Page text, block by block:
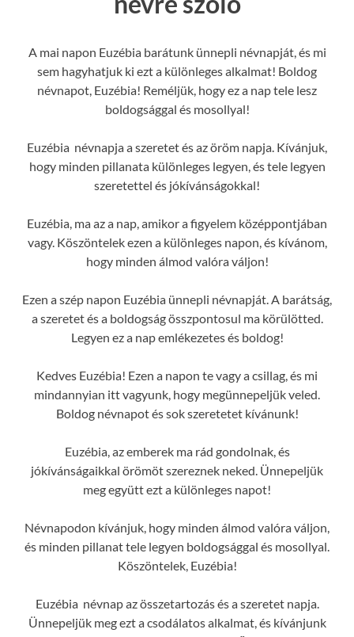
A mai napon Euzébia barátunk ünnepli névnapját, és mi
sem hagyhatjuk ki ezt a különleges alkalmat! Boldog
névnapot, Euzébia! Reméljük, hogy ez a nap tele lesz
boldogsággal és mosollyal!
Euzébia névnapja a szeretet és az öröm napja. Kívánjuk,
hogy minden pillanata különleges legyen, és tele legyen
szeretettel és jókívánságokkal!
Euzébia, ma az a nap, amikor a figyelem középpontjában
vagy. Köszöntelek ezen a különleges napon, és kívánom,
hogy minden álmod valóra váljon!
Ezen a szép napon Euzébia ünnepli névnapját. A barátság,
a szeretet és a boldogság összpontosul ma körülötted.
Legyen ez a nap emlékezetes és boldog!
Kedves Euzébia! Ezen a napon te vagy a csillag, és mi
mindannyian itt vagyunk, hogy megünnepeljük veled.
Boldog névnapot és sok szeretetet kívánunk!
Euzébia, az emberek ma rád gondolnak, és
jókívánságaikkal örömöt szereznek neked. Ünnepeljük
meg együtt ezt a különleges napot!
Névnapodon kívánjuk, hogy minden álmod valóra váljon,
és minden pillanat tele legyen boldogsággal és mosollyal.
Köszöntelek, Euzébia!
Euzébia névnap az összetartozás és a szeretet napja.
Ünnepeljük meg ezt a csodálatos alkalmat, és kívánjunk